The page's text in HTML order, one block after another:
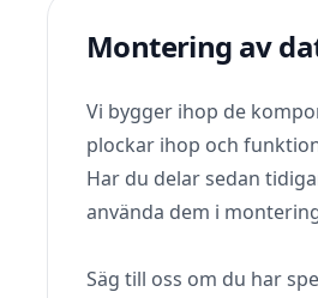
Montering av
Vi bygger ihop de
plockar ihop och
Har du delar sedan
använda dem i
Säg till oss om du har